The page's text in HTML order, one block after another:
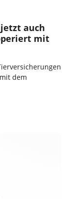
auch
mit
dem